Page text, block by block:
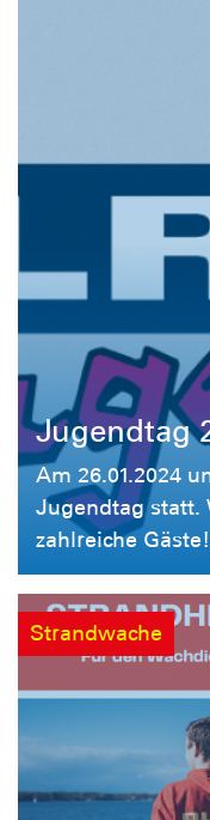
Jugendtag
Am 26.01.2024
Jugendtag statt.
zahlreiche Gäste!
Strandwache